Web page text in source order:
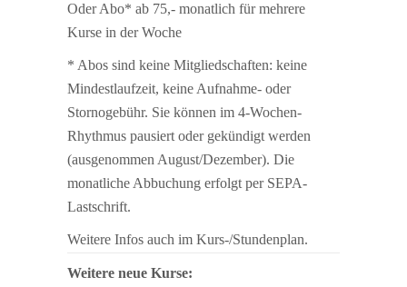
Oder Abo* ab 75,- monatlich für mehrere
Kurse in der Woche
* Abos sind keine Mitgliedschaften: keine
Mindestlaufzeit, keine Aufnahme- oder
Stornogebühr. Sie können im 4-Wochen-
Rhythmus pausiert oder gekündigt werden
(ausgenommen August/Dezember). Die
monatliche Abbuchung erfolgt per SEPA-
Lastschrift.
Weitere Infos auch im Kurs-/Stundenplan.
Weitere neue Kurse: